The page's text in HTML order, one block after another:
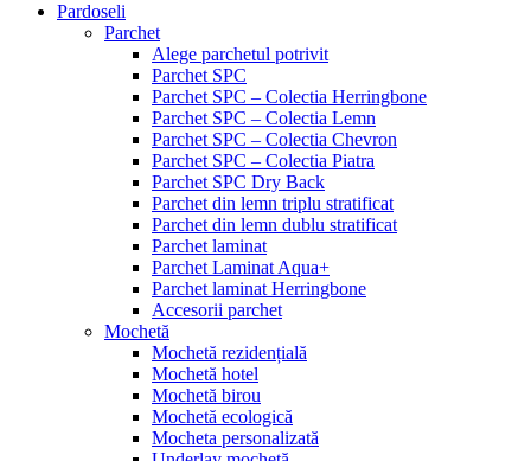
Pardoseli
Parchet
Alege parchetul potrivit
Parchet SPC
Parchet SPC – Colectia Herringbone
Parchet SPC – Colectia Lemn
Parchet SPC – Colectia Chevron
Parchet SPC – Colectia Piatra
Parchet SPC Dry Back
Parchet din lemn triplu stratificat
Parchet din lemn dublu stratificat
Parchet laminat
Parchet Laminat Aqua+
Parchet laminat Herringbone
Accesorii parchet
Mochetă
Mochetă rezidențială
Mochetă hotel
Mochetă birou
Mochetă ecologică
Mocheta personalizată